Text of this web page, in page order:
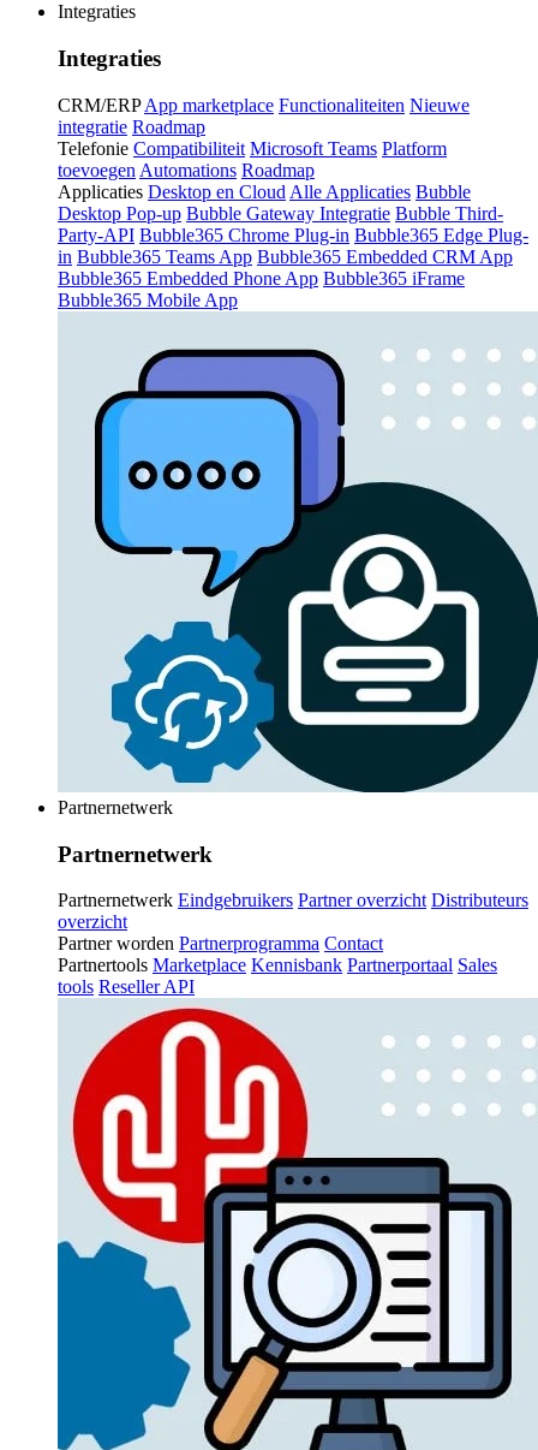
Integraties
Integraties
CRM/ERP App marketplace Functionaliteiten Nieuwe
integratie Roadmap
Telefonie Compatibiliteit Microsoft Teams Platform
toevoegen Automations Roadmap
Applicaties Desktop en Cloud Alle Applicaties Bubble
Desktop Pop-up Bubble Gateway Integratie Bubble Third-
Party-API Bubble365 Chrome Plug-in Bubble365 Edge Plug-
in Bubble365 Teams App Bubble365 Embedded CRM App
Bubble365 Embedded Phone App Bubble365 iFrame
Bubble365 Mobile App
Partnernetwerk
Partnernetwerk
Partnernetwerk Eindgebruikers Partner overzicht Distributeurs
overzicht
Partner worden Partnerprogramma Contact
Partnertools Marketplace Kennisbank Partnerportaal Sales
tools Reseller API